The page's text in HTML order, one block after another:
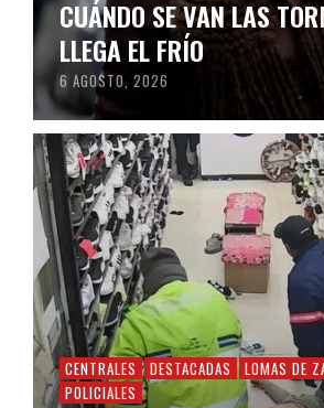
CUÁNDO SE VAN LAS
LLEGA EL FRÍO
6 AGOSTO, 2026
CENTRALES DESTACADAS
LOMAS DE
POLICIALES